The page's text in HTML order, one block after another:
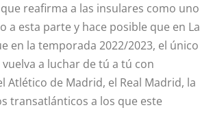
reafirma a las insulares como uno
esta parte y hace posible que en La
en la temporada 2022/2023, el único
a luchar de tú a tú con
de Madrid, el Real Madrid, la
transatlánticos a los que este